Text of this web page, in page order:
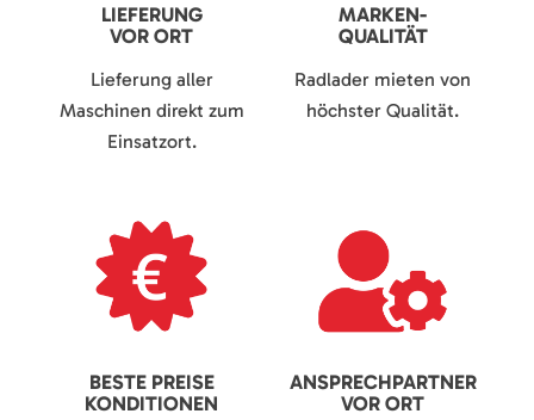
LIEFERUNG
VOR ORT
Lieferung aller
Maschinen direkt zum
Einsatzort.
MARKEN-
QUALITÄT
Radlader mieten von
höchster Qualität.
BESTE PREISE
KONDITIONEN
ANSPRECHPARTNER
VOR ORT